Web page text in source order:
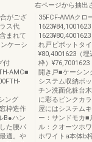
がござ
ス代
まれて
ケーシ
付
AMC■
ング
枠造作
B●ハン
た腰パ
適。や
右ページから抽出
35FCF-AMAクロ
れ戸ピボットタ
¥80,4001623（
枠）
開き戸■ケーシン
システム収納ボ
チン洗面化粧台
に彩るピンクカ
屋にはシステム
ー：サンドモカ
ル：クオーツホ
ホワイトa本体b